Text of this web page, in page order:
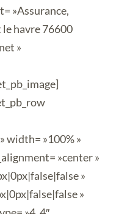
»Assurance,
havre 76600
»
width= »100% »
»center »
»
»